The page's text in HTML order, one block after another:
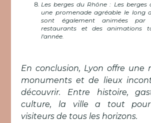
Les berges du Rhône : Les
une promenade agréable le long
sont également animées
restaurants et des animations
l'année.
En conclusion, Lyon offre une
monuments et de lieux
découvrir. Entre histoire,
culture, la ville a tout
visiteurs de tous les horizons.